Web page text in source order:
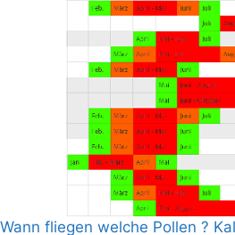
Wann fliegen welche Pollen ?